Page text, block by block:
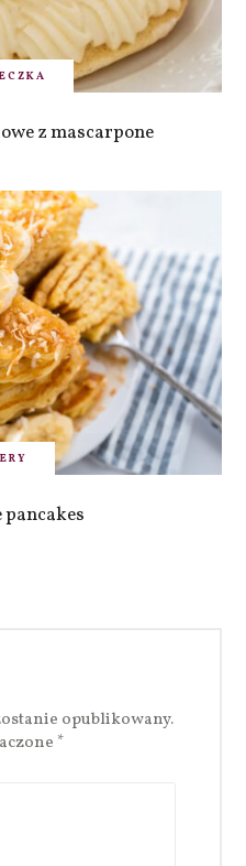
z mascarpone
pancakes
opublikowany.
*